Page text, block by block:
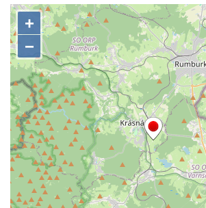
Maazův kříž na Kostelní stezce v
Mikulášovicích
Boží muka na Kostelní stezce v
Mikulášovicích
Franzeho kříž u domu čp. 356 v
Mikulášovicích
Hammerberský kříž na křižovatce mezi
domy čp. 739 a 758 v Mikulášovicích
Kříž Johannese Herlta poblíž domu čp. 428
v Mikulášovicích
Drascheho kříž na zahradě domu čp. 915 v